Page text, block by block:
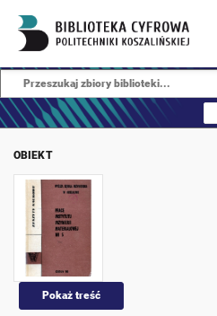
OBIEKT
Pokaż treść